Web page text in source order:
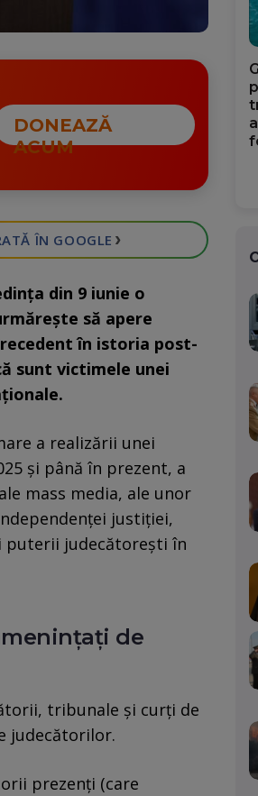
DONEAZĂ
ACUM
ÎN GOOGLE ›
din 9 iunie o
să apere
în istoria post-
sunt victimele unei
a realizării unei
și până în prezent, a
mass media, ale unor
justiţiei,
puterii judecătoreşti în
de
tribunale şi curţi de
judecătorilor.
prezenți (care